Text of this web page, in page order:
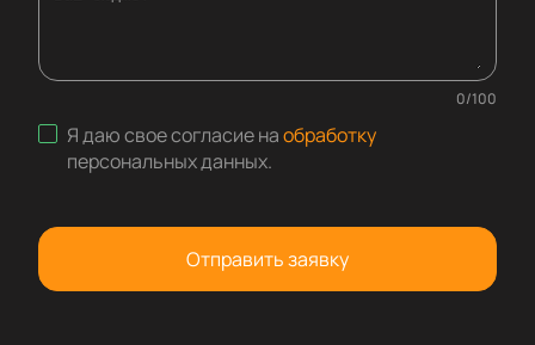
0/100
Я даю свое согласие наобработку
персональных данных.
Отправить заявку